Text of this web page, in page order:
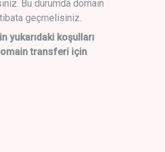
Bu durumda domain
geçmelisiniz.
yukarıdaki koşulları
transferi için